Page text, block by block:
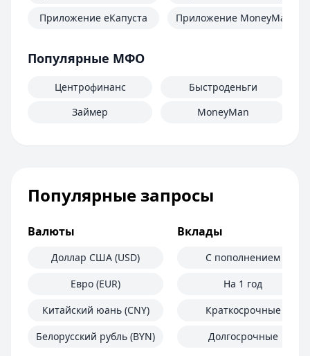
Приложение еКапуста
Приложение MoneyMan
Популярные МФО
Центрофинанс
Займер
Быстроденьги
MoneyMan
Популярные запросы
Валюты
Доллар США (USD)
Евро (EUR)
Китайский юань (CNY)
Белорусский рубль (BYN)
Вклады
С пополнением
На 1 год
Краткосрочные
Долгосрочные